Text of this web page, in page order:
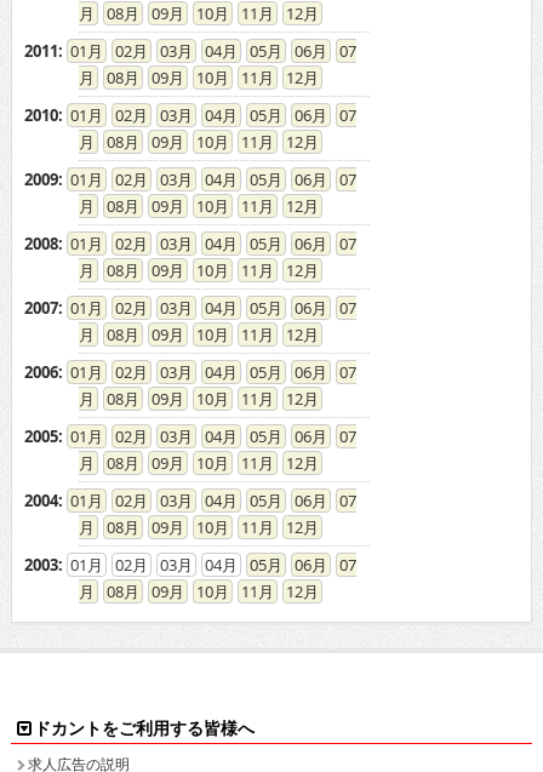
08
09 10 11
12
2011: 01 02 03 04 05 06
07
08
09 10 11
12
2010: 01 02 03 04 05 06
07
08
09 10 11
12
2009: 01 02 03 04 05 06
07
08
09 10 11
12
2008: 01 02 03 04 05 06
07
08
09 10 11
12
2007: 01 02 03 04 05 06
07
08
09 10 11
12
2006: 01 02 03 04 05 06
07
08
09 10 11
12
2005: 01 02 03 04 05 06
07
08
09 10 11
12
2004: 01 02 03 04 05 06
07
08
09 10 11
12
2003: 01 02 03 04 05 06
07
08
09 10 11 12
ドカントをご利用する皆様へ
求人広告の説明